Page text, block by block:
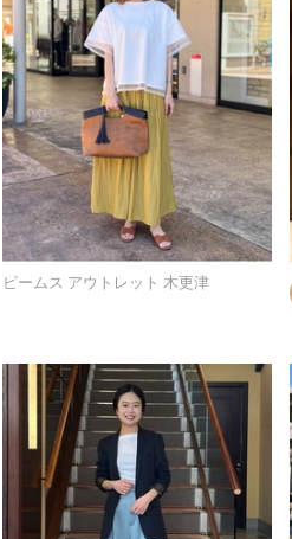
ビームス アウトレット 木更津